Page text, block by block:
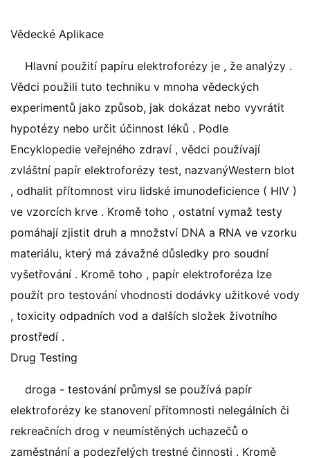
Vědecké Aplikace
Hlavní použití papíru elektroforézy je , že analýzy .
Vědci použili tuto techniku ​​v mnoha vědeckých
experimentů jako způsob, jak dokázat nebo vyvrátit
hypotézy nebo určit účinnost léků . Podle
Encyklopedie veřejného zdraví , vědci používají
zvláštní papír elektroforézy test, nazvanýWestern blot
, odhalit přítomnost viru lidské imunodeficience ( HIV )
ve vzorcích krve . Kromě toho , ostatní vymaž testy
pomáhají zjistit druh a množství DNA a RNA ve vzorku
materiálu, který má závažné důsledky pro soudní
vyšetřování . Kromě toho , papír elektroforéza lze
použít pro testování vhodnosti dodávky užitkové vody
, toxicity odpadních vod a dalších složek životního
prostředí .
Drug Testing
droga - testování průmysl se používá papír
elektroforézy ke stanovení přítomnosti nelegálních či
rekreačních drog v neumístěných uchazečů o
zaměstnání a podezřelých trestné činnosti . Kromě